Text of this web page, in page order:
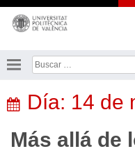
Saltar
contenido
Buscar:
Día: 14 de
Más allá de